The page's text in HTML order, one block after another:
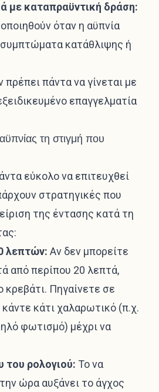
με καταπραϋντική δράση:
όταν η αϋπνία
κατάθλιψης ή
πάντα να γίνεται με
επαγγελματία
τη στιγμή που
εύκολο να επιτευχθεί
στρατηγικές που
της έντασης κατά τη
λεπτών: Αν δεν μπορείτε
από περίπου 20 λεπτά,
Πηγαίνετε σε
κάτι χαλαρωτικό (π.χ.
φωτισμό) μέχρι να
του ρολογιού: Το να
ώρα αυξάνει το άγχος